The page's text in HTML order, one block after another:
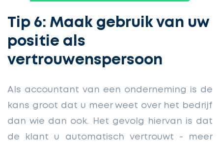
Tip 6: Maak gebruik van uw
positie als
vertrouwenspersoon
Als accountant van een onderneming is de
kans groot dat u meer weet over het bedrijf
dan wie dan ook. Het gevolg hiervan is dat
de klant u automatisch vertrouwt - meer